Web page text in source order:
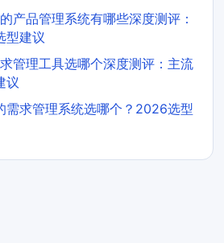
产品管理系统有哪些深度测评：
型建议
管理工具选哪个深度测评：主流
议
需求管理系统选哪个？2026选型